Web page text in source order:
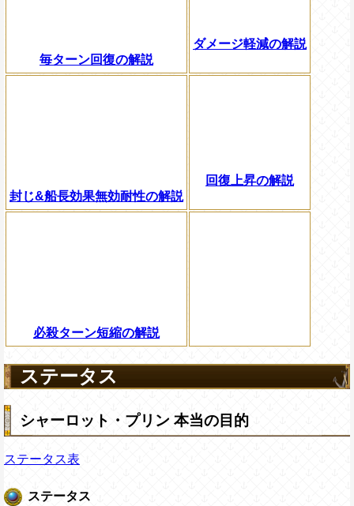
毎ターン回復の解説
ダメージ軽減の解説
封じ&船長効果無効耐性の解説
回復上昇の解説
必殺ターン短縮の解説
ステータス
シャーロット・プリン 本当の目的
ステータス表
ステータス